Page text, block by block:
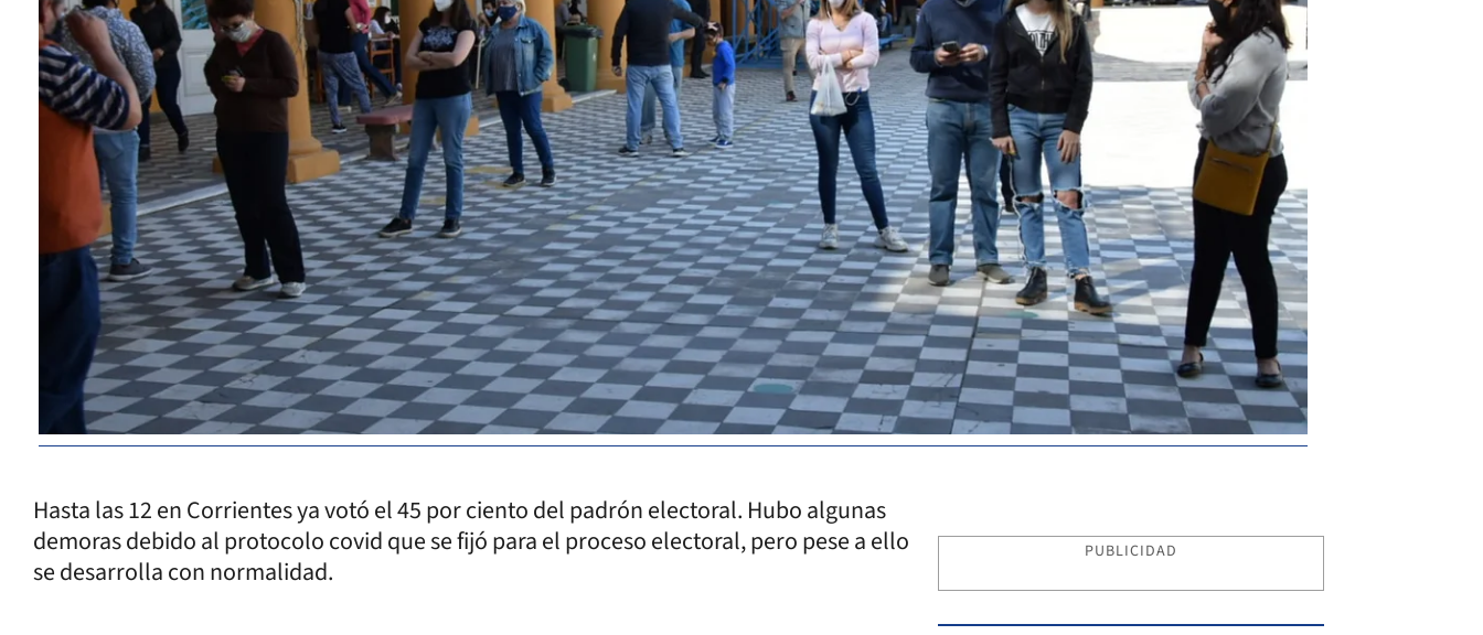
Hasta las 12 en Corrientes ya votó el 45 por ciento del padrón electoral. Hubo algunas
demoras debido al protocolo covid que se fijó para el proceso electoral, pero pese a ello
se desarrolla con normalidad.
PUBLICIDAD